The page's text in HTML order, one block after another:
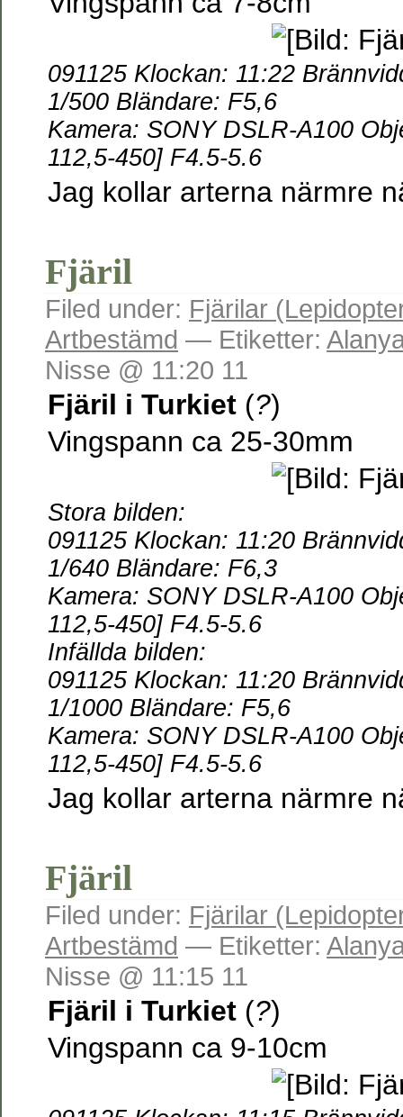
091125 Klockan: 11:22
1/500 Bländare: F5,6
Kamera: SONY DSLR-A100
112,5-450] F4.5-5.6
Jag kollar arterna närmre
Fjäril
Filed under: Fjärilar
Artbestämd — Etiketter:
Nisse @ 11:20 11
Fjäril i Turkiet (?)
Vingspann ca 25-30mm
Stora bilden:
091125 Klockan: 11:20
1/640 Bländare: F6,3
Kamera: SONY DSLR-A100
112,5-450] F4.5-5.6
Infällda bilden:
091125 Klockan: 11:20
1/1000 Bländare: F5,6
Kamera: SONY DSLR-A100
112,5-450] F4.5-5.6
Jag kollar arterna närmre
Fjäril
Filed under: Fjärilar
Artbestämd — Etiketter:
Nisse @ 11:15 11
Fjäril i Turkiet (?)
Vingspann ca 9-10cm